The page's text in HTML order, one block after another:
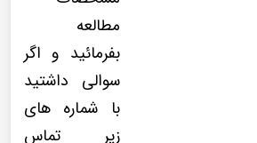
مطالعه
بفرمائید و اگر
سوالی داشتید
با شماره های
زیر تماس